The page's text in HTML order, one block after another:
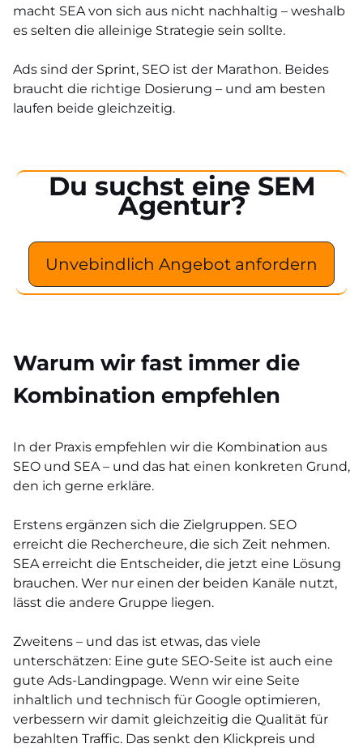
macht SEA von sich aus nicht nachhaltig – weshalb
es selten die alleinige Strategie sein sollte.
Ads sind der Sprint, SEO ist der Marathon. Beides
braucht die richtige Dosierung – und am besten
laufen beide gleichzeitig.
Du suchst eine SEM
Agentur?
Unvebindlich Angebot anfordern
Warum wir fast immer die
Kombination empfehlen
In der Praxis empfehlen wir die Kombination aus
SEO und SEA – und das hat einen konkreten Grund,
den ich gerne erkläre.
Erstens ergänzen sich die Zielgruppen. SEO
erreicht die Rechercheure, die sich Zeit nehmen.
SEA erreicht die Entscheider, die jetzt eine Lösung
brauchen. Wer nur einen der beiden Kanäle nutzt,
lässt die andere Gruppe liegen.
Zweitens – und das ist etwas, das viele
unterschätzen: Eine gute SEO-Seite ist auch eine
gute Ads-Landingpage. Wenn wir eine Seite
inhaltlich und technisch für Google optimieren,
verbessern wir damit gleichzeitig die Qualität für
bezahlten Traffic. Das senkt den Klickpreis und